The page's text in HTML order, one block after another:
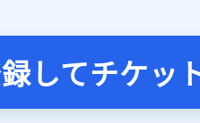
してチケッ